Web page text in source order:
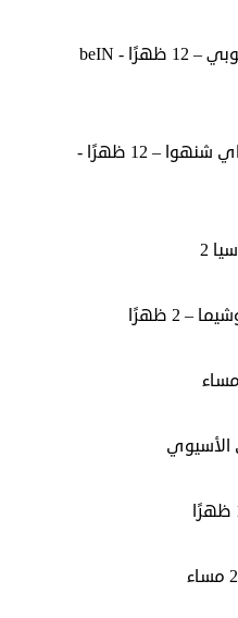
غوانغجو إف سي X فيسيل كوبي – 12 ظهرًا - beIN
كاواساكي فرونتال X شنغهاي شنهوا – 12 ظهرًا -
2
الأسيوي